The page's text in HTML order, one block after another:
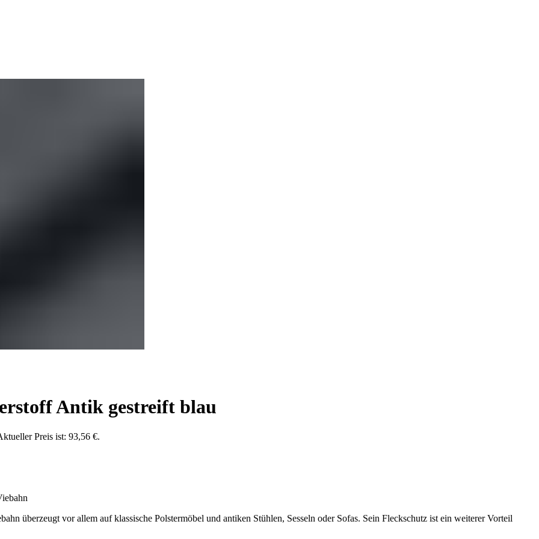
Antik gestreift blau
Preis ist: 93,56 €.
überzeugt vor allem auf klassische Polstermöbel und antiken Stühlen, Sesseln oder Sofas. Sein Fleckschutz ist ein weiterer Vorteil